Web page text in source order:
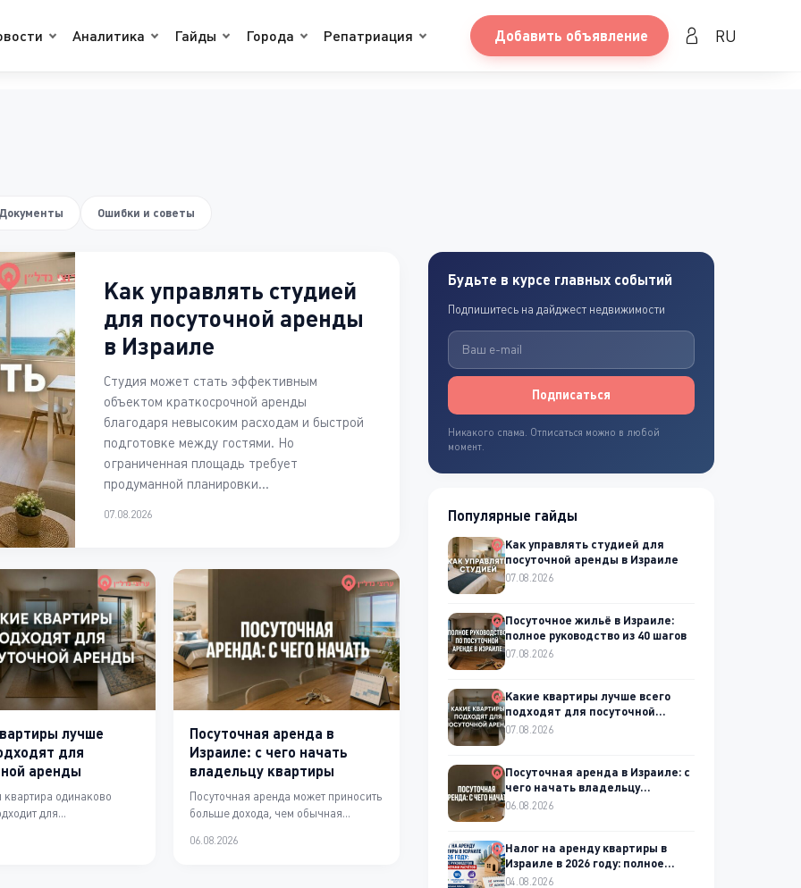
Аналитика Гайды Города Репатриация Добавить объявление RU
Ошибки и советы
Как управлять студией
для посуточной аренды
в Израиле
Студия может стать эффективным
объектом краткосрочной аренды
благодаря невысоким расходам и быстрой
подготовке между гостями. Но
ограниченная площадь требует
продуманной планировки...
07.08.2026
лучше
для
аренды
одинаково
для
Посуточная аренда в
Израиле: с чего начать
владельцу квартиры
Посуточная аренда может приносить
больше дохода, чем обычная
требует постоянного...
06.08.2026
Будьте в курсе главных событий
Подпишитесь на дайджест недвижимости
Подписаться
Никакого спама. Отписаться можно в любой
момент.
Популярные гайды
Как управлять студией для
посуточной аренды в Израиле
07.08.2026
Посуточное жильё в Израиле:
полное руководство из 40 шагов
07.08.2026
Какие квартиры лучше всего
подходят для посуточной
аренды
07.08.2026
Посуточная аренда в Израиле: с
чего начать владельцу
квартиры
06.08.2026
Налог на аренду квартиры в
Израиле в 2026 году: полное
руководство
04.08.2026